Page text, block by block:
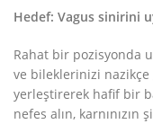
Hedef: Vagus sinirini
Rahat bir pozisyonda
ve bileklerinizi nazikçe
yerleştirerek hafif bir
nefes alın, karnınızın